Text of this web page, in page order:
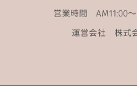
営業時間 AM11:00
運営会社 株式